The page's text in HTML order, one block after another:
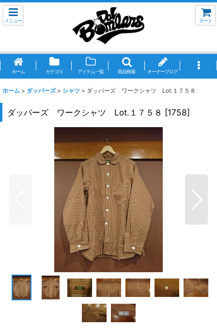
メニュー カート
ホーム カテゴリ アイテム一覧 商品検索 オーナーブログ
ホーム > ダッパーズ > シャツ > ダッパーズ ワークシャツ Lot.１７５８
ダッパーズ ワークシャツ Lot.１７５８ [1758]